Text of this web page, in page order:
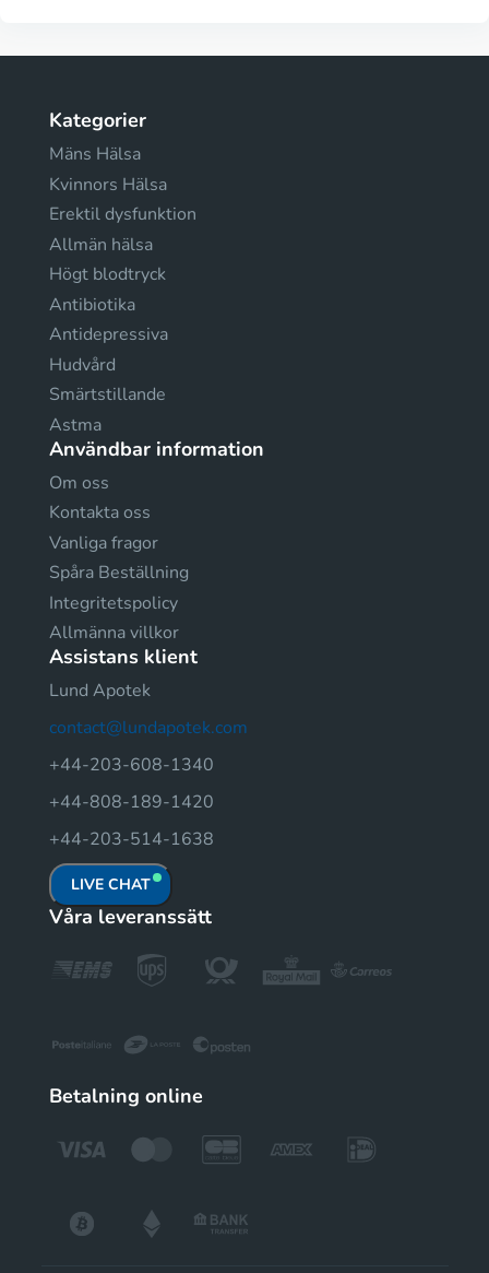
Kategorier
Mäns Hälsa
Kvinnors Hälsa
Erektil dysfunktion
Allmän hälsa
Högt blodtryck
Antibiotika
Antidepressiva
Hudvård
Smärtstillande
Astma
Användbar information
Om oss
Kontakta oss
Vanliga fragor
Spåra Beställning
Integritetspolicy
Allmänna villkor
Assistans klient
Lund Apotek
contact@lundapotek.com
+44-203-608-1340
+44-808-189-1420
+44-203-514-1638
LIVE CHAT
Våra leveranssätt
Betalning online